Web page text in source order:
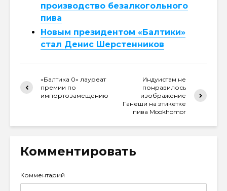
производство безалкогольного
пива
Новым президентом «Балтики»
стал Денис Шерстенников
«Балтика 0» лауреат
премии по
импортозамещению
Индуистам не
понравилось
изображение
Ганеши на этикетке
пива Mookhomor
Комментировать
Комментарий